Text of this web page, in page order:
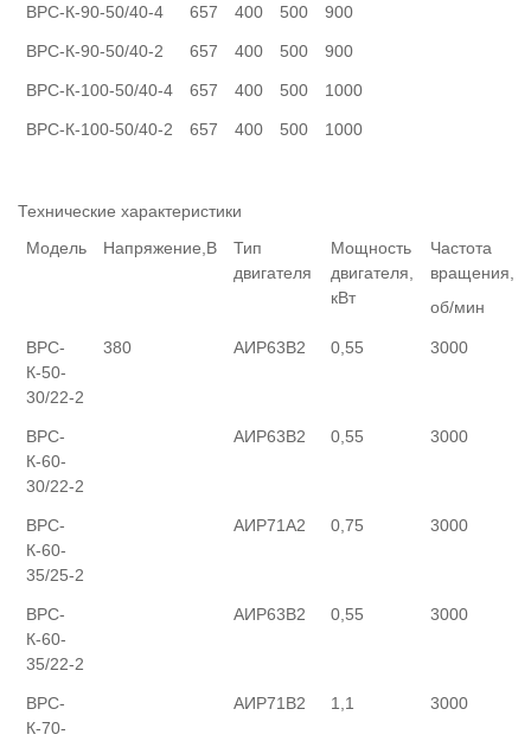
ВРС-К-90-50/40-4 657 400 500 900
ВРС-К-90-50/40-2 657 400 500 900
ВРС-К-100-50/40-4 657 400 500 1000
ВРС-К-100-50/40-2 657 400 500 1000
Технические характеристики
Модель
Напряжение,В
Тип
двигателя
Мощность
двигателя,
кВт
Частота
вращения,
об/мин
ВРС-
К-50-
30/22-2
380 АИР63В2 0,55 3000
ВРС-
К-60-
30/22-2
АИР63В2 0,55 3000
ВРС-
К-60-
35/25-2
АИР71А2 0,75 3000
ВРС-
К-60-
35/22-2
АИР63В2 0,55 3000
ВРС-
К-70-
АИР71В2 1,1 3000